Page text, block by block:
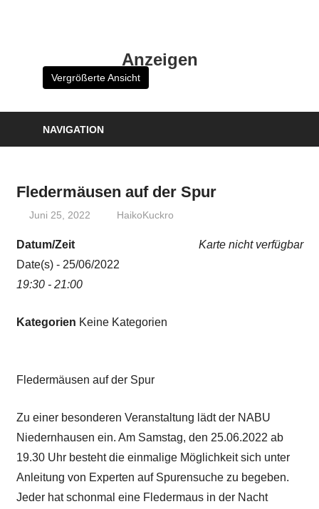
Anzeigen
Vergrößerte Ansicht
NAVIGATION
Fledermäusen auf der Spur
Juni 25, 2022 HaikoKuckro
Karte nicht verfügbar
Datum/Zeit
Date(s) - 25/06/2022
19:30 - 21:00
Kategorien Keine Kategorien
Fledermäusen auf der Spur
Zu einer besonderen Veranstaltung lädt der NABU
Niedernhausen ein. Am Samstag, den 25.06.2022 ab
19.30 Uhr besteht die einmalige Möglichkeit sich unter
Anleitung von Experten auf Spurensuche zu begeben.
Jeder hat schonmal eine Fledermaus in der Nacht